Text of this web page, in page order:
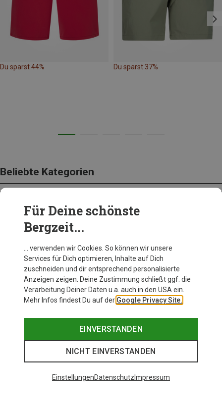
Du sparst 44% Du sparst 37%
Beliebte Kategorien
BEKLEIDUNG
Für Deine schönste
Bergzeit...
… verwenden wir Cookies. So können wir unsere
Services für Dich optimieren, Inhalte auf Dich
zuschneiden und dir entsprechend personalisierte
Anzeigen zeigen. Deine Zustimmung schließt ggf. die
Verarbeitung Deiner Daten u.a. auch in den USA ein.
Mehr Infos findest Du auf der Google Privacy Site.
EINVERSTANDEN
NICHT EINVERSTANDEN
EinstellungenDatenschutz Impressum